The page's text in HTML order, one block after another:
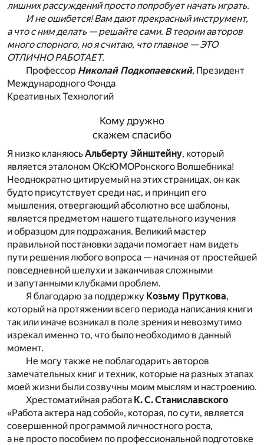
лишних рассуждений просто попробует начать играть.
И не ошибется! Вам дают прекрасный инструмент,
а что с ним делать — решайте сами. В теории авторов
много спорного, но я считаю, что главное — ЭТО
ОТЛИЧНО РАБОТАЕТ.
Профессор Николай Подкопаевский, Президент
Международного Фонда
Креативных Технологий
Кому дружно
скажем спасибо
Я низко кланяюсьАльберту Эйнштейну, который
является эталоном ОКсЮМОРонского Волшебника!
Неоднократно цитируемый на этих страницах, он как
будто присутствует среди нас, и принцип его
мышления, отвергающий абсолютно все шаблоны,
является предметом нашего тщательного изучения
и образцом для подражания. Великий мастер
правильной постановки задачи помогает нам видеть
пути решения любого вопроса — начиная от простейшей
повседневной шелухи и заканчивая сложными
и запутанными клубками проблем.
Я благодарю за поддержку Козьму Пруткова,
который на протяжении всего периода написания книги
так или иначе возникал в поле зрения и невозмутимо
изрекал именно то, что было необходимо в данный
момент.
Не могу также не поблагодарить авторов
замечательных книг и техник, которые на разных этапах
моей жизни были созвучны моим мыслям и настроению.
Хрестоматийная работа К. С. Станиславского
«Работа актера над собой», которая, по сути, является
совершенной программой личностного роста,
а не просто пособием по профессиональной подготовке